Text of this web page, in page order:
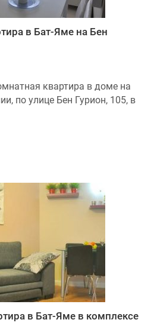
в Бат-Яме на Бен
квартира в доме на
по улице Бен Гурион, 105, в
в Бат-Яме в комплексе